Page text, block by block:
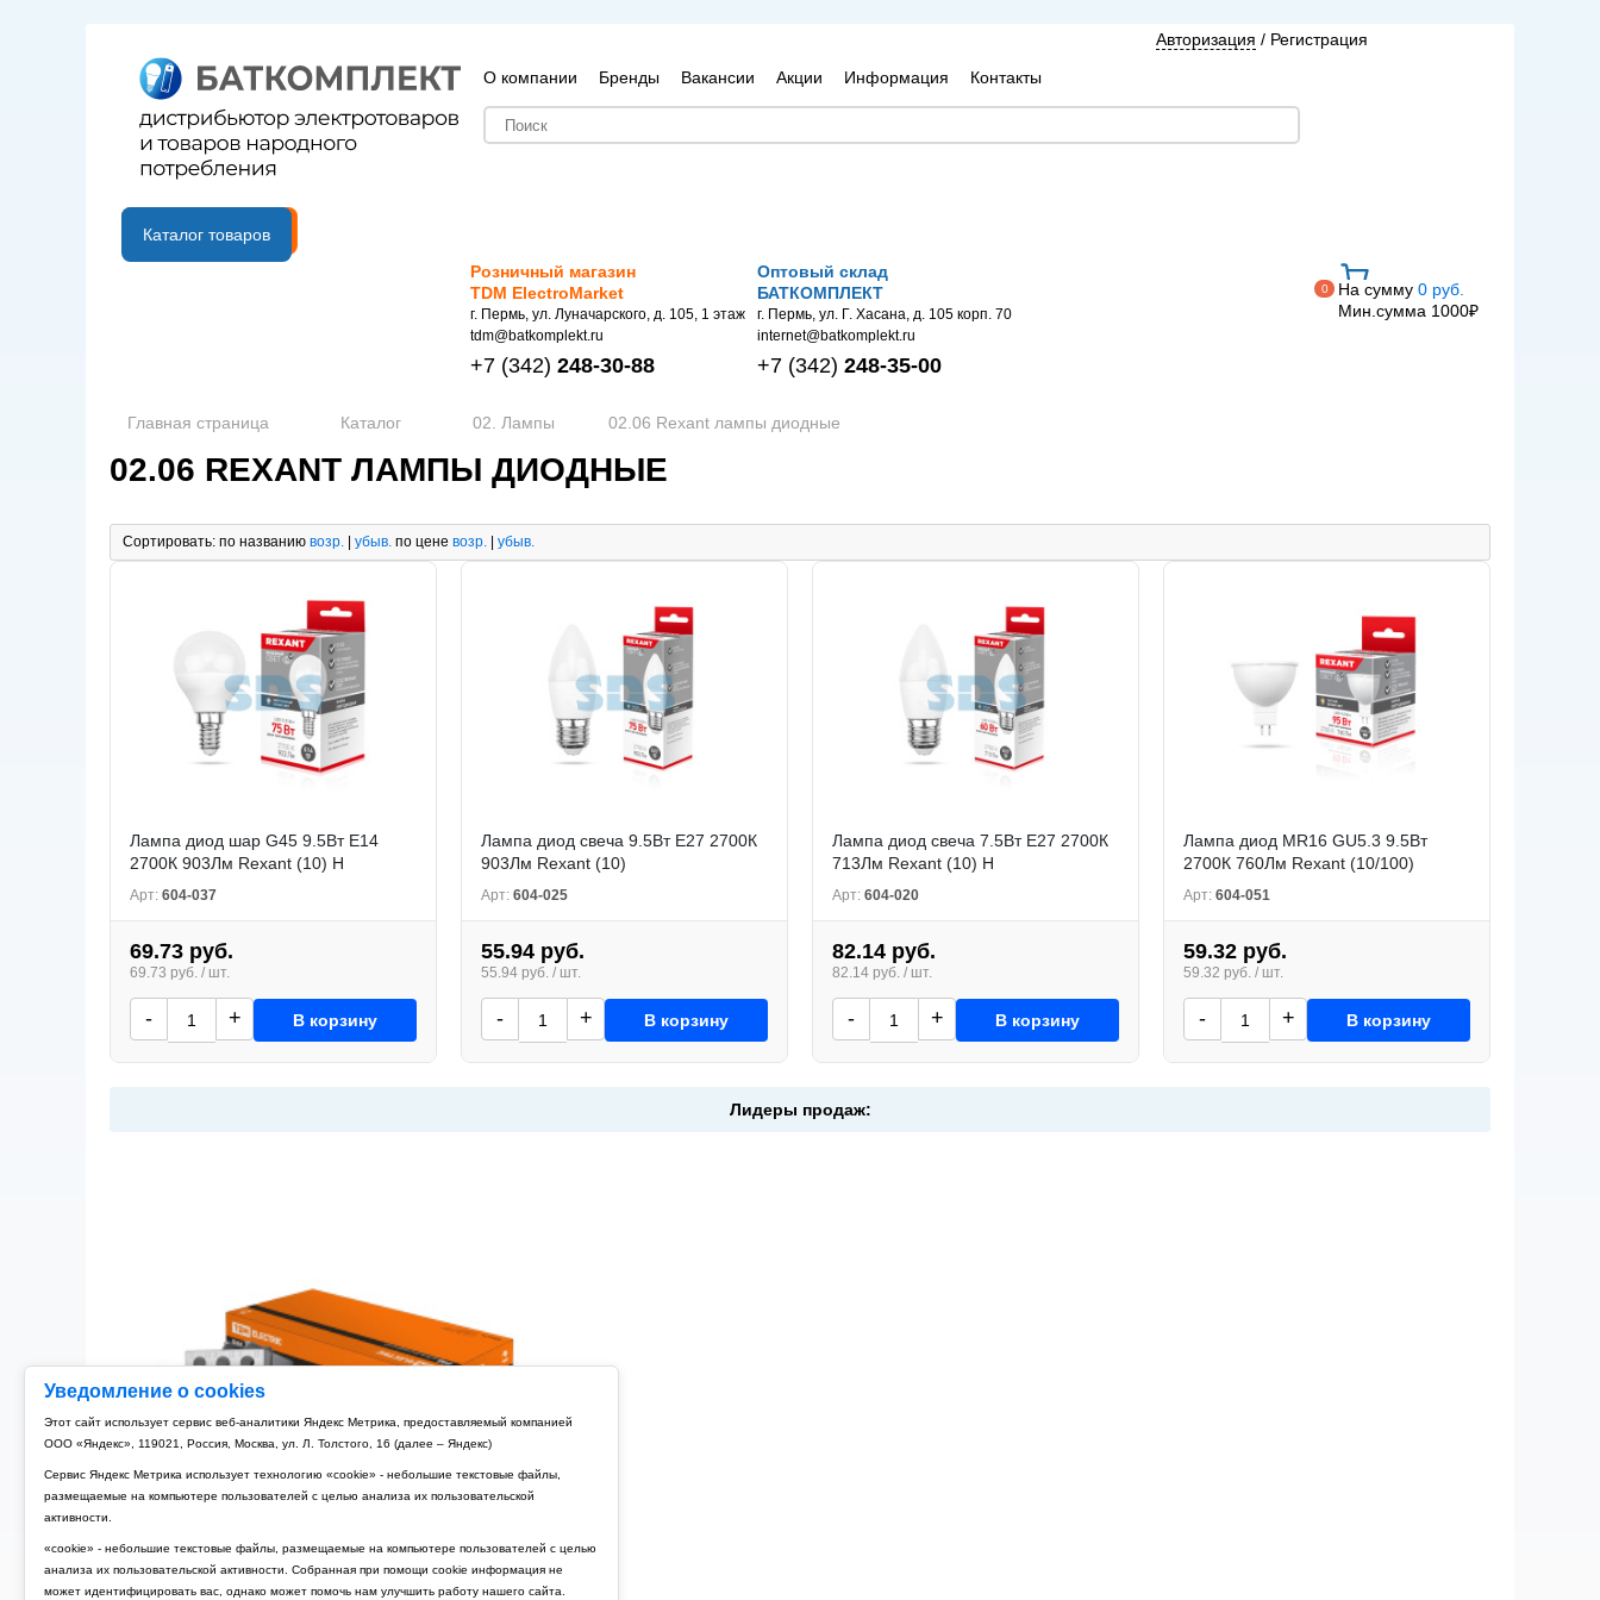
Уведомление о cookies
Этот сайт использует сервис веб-аналитики Яндекс Метрика, предоставляемый компанией
ООО «Яндекс», 119021, Россия, Москва, ул. Л. Толстого, 16 (далее – Яндекс)
Сервис Яндекс Метрика использует технологию «cookie» - небольшие текстовые файлы,
размещаемые на компьютере пользователей с целью анализа их пользовательской
активности.
«cookie» - небольшие текстовые файлы, размещаемые на компьютере пользователей с целью
анализа их пользовательской активности. Собранная при помощи cookie информация не
может идентифицировать вас, однако может помочь нам улучшить работу нашего сайта.
О компании Бренды Вакансии Акции Информация Контакты
Авторизация / Регистрация
B2B портал
Каталог товаров
Розничный магазин
TDM ElectroMarket
г. Пермь, ул. Луначарского, д. 105, 1 этаж
tdm@batkomplekt.ru
+7 (342) 248-30-88
Оптовый склад
БАТКОМПЛЕКТ
г. Пермь, ул. Г. Хасана, д. 105 корп. 70
internet@batkomplekt.ru
+7 (342) 248-35-00
0 На сумму 0 руб.
Мин.сумма 1000₽
Главная страница Каталог 02. Лампы 02.06 Rexant лампы диодные
02.06 REXANT ЛАМПЫ ДИОДНЫЕ
Сортировать: по названию возр. | убыв. по цене возр. | убыв.
Лампа диод шар G45 9.5Вт E14
2700К 903Лм Rexant (10) Н
Арт: 604-037
69.73 руб.
69.73 руб. / шт.
- + В корзину
Лампа диод свеча 9.5Вт E27 2700К
903Лм Rexant (10)
Арт: 604-025
55.94 руб.
55.94 руб. / шт.
- + В корзину
Лампа диод свеча 7.5Вт E27 2700К
713Лм Rexant (10) Н
Арт: 604-020
82.14 руб.
82.14 руб. / шт.
- + В корзину
Лампа диод MR16 GU5.3 9.5Вт
2700К 760Лм Rexant (10/100)
Арт: 604-051
59.32 руб.
59.32 руб. / шт.
- + В корзину
Лидеры продаж: